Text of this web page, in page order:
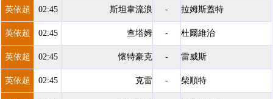
英依超 02:45 斯坦韋流浪 - 拉姆斯蓋特
英依超 02:45 查塔姆 - 杜爾維治
英依超 02:45 懷特豪克 - 雷威斯
英依超 02:45 克雷 - 柴順特